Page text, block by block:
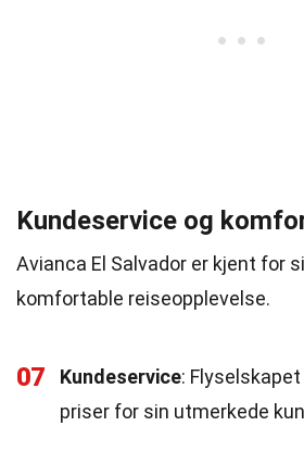
Kundeservice og
Avianca El Salvador er kjent for
komfortable reiseopplevelse.
07 Kundeservice:
priser for sin utmerkede